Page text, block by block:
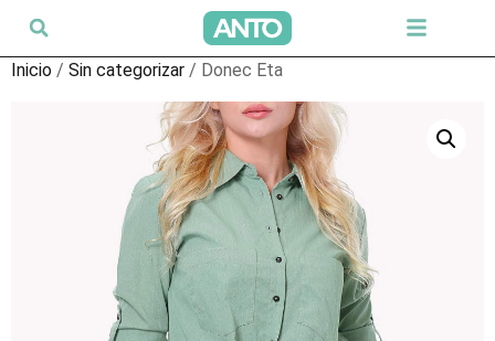
Inicio / Sin categorizar / Donec Eta